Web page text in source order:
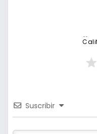
Suscribir